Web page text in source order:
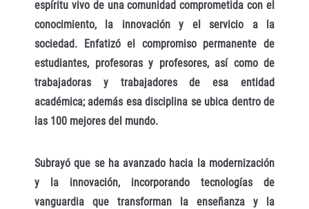
espíritu vivo de una comunidad comprometida con el
conocimiento, la innovación y el servicio a la
sociedad. Enfatizó el compromiso permanente de
estudiantes, profesoras y profesores, así como de
trabajadoras y trabajadores de esa entidad
académica; además esa disciplina se ubica dentro de
las 100 mejores del mundo.
Subrayó que se ha avanzado hacia la modernización
y la innovación, incorporando tecnologías de
vanguardia que transforman la enseñanza y la